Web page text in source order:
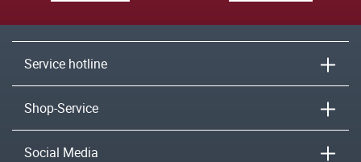
Service hotline
Shop-Service
Social Media